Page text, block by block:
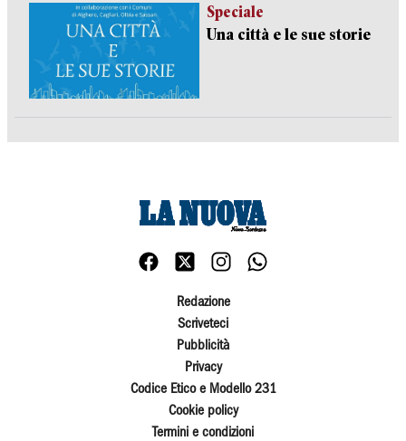
Speciale
Una città e le sue storie
Redazione
Scriveteci
Pubblicità
Privacy
Codice Etico e Modello 231
Cookie policy
Termini e condizioni